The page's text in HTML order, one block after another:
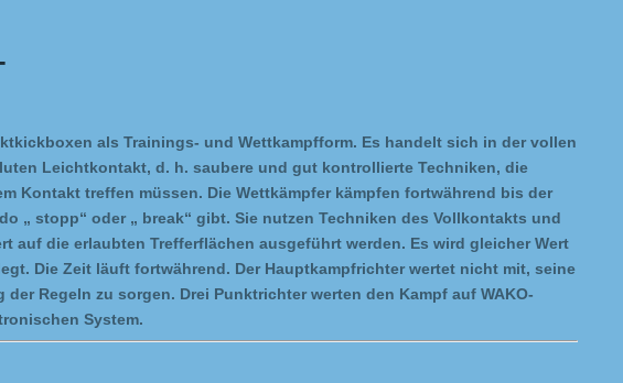
als Trainings- und Wettkampfform. Es handelt sich in der vollen
Leichtkontakt, d. h. saubere und gut kontrollierte Techniken, die
Kontakt treffen müssen. Die Wettkämpfer kämpfen fortwährend bis der
„ stopp“ oder „ break“ gibt. Sie nutzen Techniken des Vollkontakts und
auf die erlaubten Trefferflächen ausgeführt werden. Es wird gleicher Wert
Die Zeit läuft fortwährend. Der Hauptkampfrichter wertet nicht mit, seine
Regeln zu sorgen. Drei Punktrichter werten den Kampf auf WAKO-
System.